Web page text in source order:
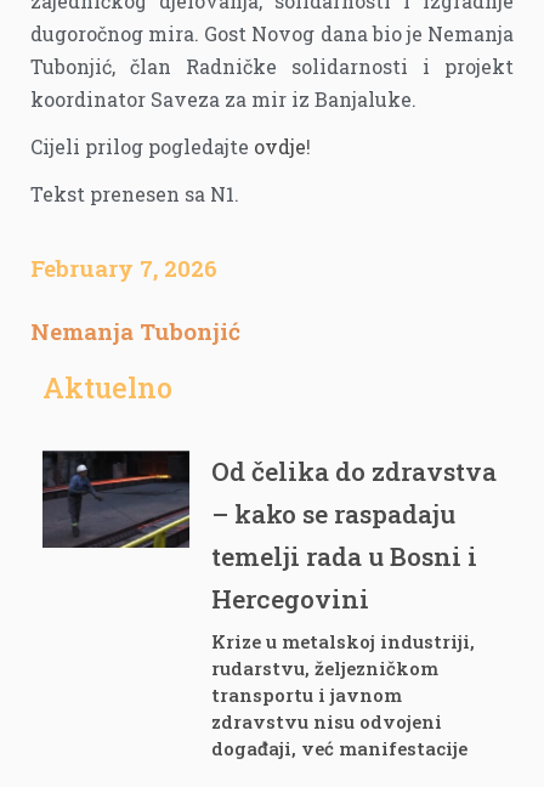
dugoročnog mira. Gost Novog dana bio je Nemanja
Tubonjić, član Radničke solidarnosti i projekt
koordinator Saveza za mir iz Banjaluke.
Cijeli prilog pogledajte ovdje!
Tekst prenesen sa N1.
February 7, 2026
Nemanja Tubonjić
Aktuelno
Od čelika do zdravstva
– kako se raspadaju
temelji rada u Bosni i
Hercegovini
Krize u metalskoj industriji,
rudarstvu, željezničkom
transportu i javnom
zdravstvu nisu odvojeni
događaji, već manifestacije